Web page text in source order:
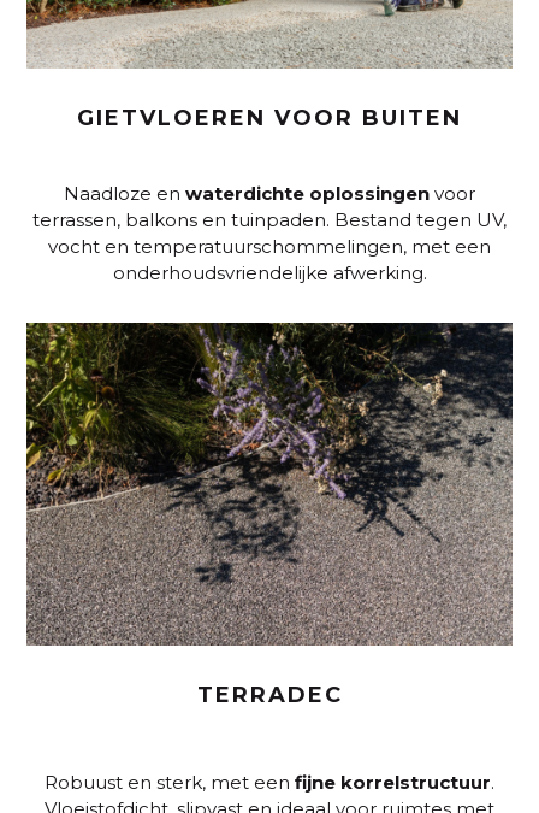
GIETVLOEREN VOOR BUITEN
Naadloze en waterdichte oplossingen voor
terrassen, balkons en tuinpaden. Bestand tegen UV,
vocht en temperatuurschommelingen, met een
onderhoudsvriendelijke afwerking.
TERRADEC
Robuust en sterk, met een fijne korrelstructuur.